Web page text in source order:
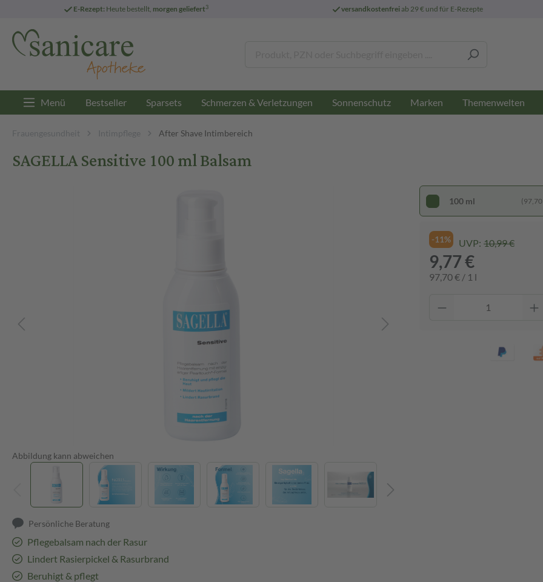
E-Rezept: Heute bestellt, morgen geliefert3 versandkostenfreiab 29 € und für E-Rezepte
Menü Bestseller Sparsets Schmerzen & Verletzungen Sonnenschutz Marken Themenwelten
Frauengesundheit Intimpflege After Shave Intimbereich
SAGELLA Sensitive 100 ml Balsam
Abbildung kann abweichen
Persönliche Beratung
Pflegebalsam nach der Rasur
Lindert Rasierpickel & Rasurbrand
Beruhigt & pflegt
100 ml (97,70
-11% UVP: 10,99 €
9,77 €
97,70 € / 1 l